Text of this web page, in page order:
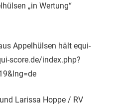
„in Wertung“
Appelhülsen hält equi-
score.de/index.php?
Larissa Hoppe / RV